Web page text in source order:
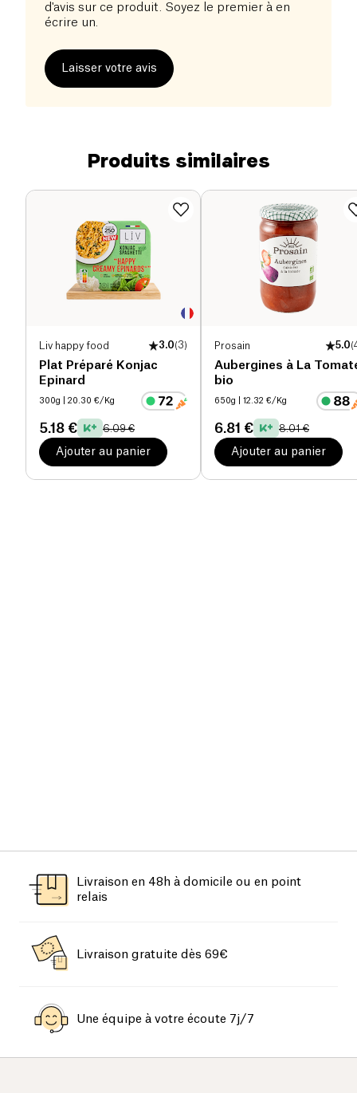
d'avis sur ce produit. Soyez le premier à en
écrire un.
Laisser votre avis
Produits similaires
Liv happy food 3.0(3)
Plat Préparé Konjac
Epinard
300g | 20.30 €/Kg
5.18 € 6.09 €
Ajouter au panier
Prosain 5.0(
Aubergines à La
bio
650g | 12.32 €/Kg
6.81 € 8.01 €
Ajouter au panier
Livraison en 48h à domicile ou en point
relais
Livraison gratuite dès 69€
Une équipe à votre écoute 7j/7